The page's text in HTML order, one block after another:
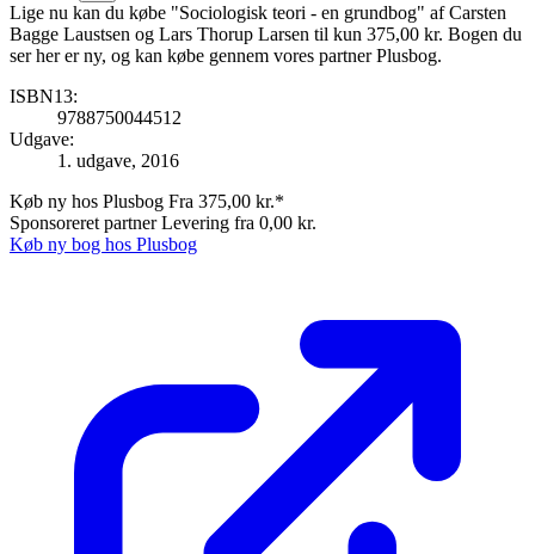
Lige nu kan du købe "Sociologisk teori - en grundbog" af Carsten
Bagge Laustsen og Lars Thorup Larsen til kun 375,00 kr. Bogen du
ser her er ny, og kan købe gennem vores partner Plusbog.
ISBN13:
9788750044512
Udgave:
1. udgave, 2016
Køb ny hos Plusbog Fra 375,00 kr.*
Sponsoreret partnerLevering fra 0,00 kr.
Køb ny bog hos Plusbog